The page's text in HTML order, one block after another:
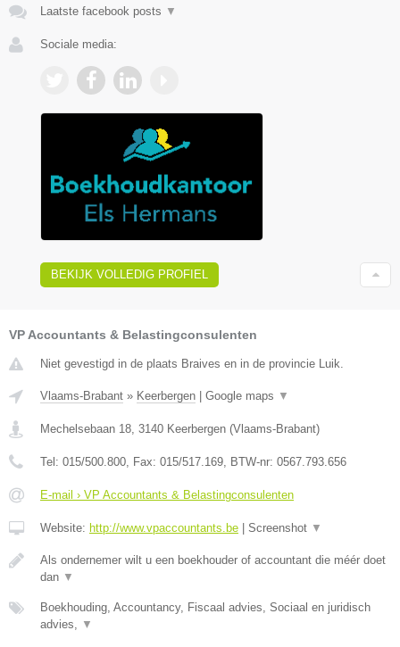
Laatste facebook posts ▼
Sociale media:
BEKIJK VOLLEDIG PROFIEL
VP Accountants & Belastingconsulenten
Niet gevestigd in de plaats Braives en in de provincie Luik.
Vlaams-Brabant » Keerbergen Google maps ▼
Mechelsebaan 18, 3140 Keerbergen (Vlaams-Brabant)
Tel: 015/500.800, Fax: 015/517.169, BTW-nr: 0567.793.656
E-mail › VP Accountants & Belastingconsulenten
Website: http://www.vpaccountants.be Screenshot ▼
Als ondernemer wilt u een boekhouder of accountant die méér doet
dan ▼
Boekhouding, Accountancy, Fiscaal advies, Sociaal en juridisch
advies, ▼